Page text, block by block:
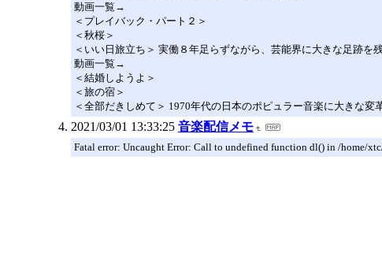
動画一覧→
＜プレイバック・パート２＞
＜秋桜＞
＜いい日旅立ち＞ 実働８年足らずながら、芸能界に大きな足跡を
動画一覧→
＜結婚しようよ＞
＜旅の宿＞
＜全部だきしめて＞ 1970年代の日本のポピュラー音楽に大きな変
2021/03/01 13:33:25 音楽配信メモ
Fatal error: Uncaught Error: Call to undefined function dl() in /home/